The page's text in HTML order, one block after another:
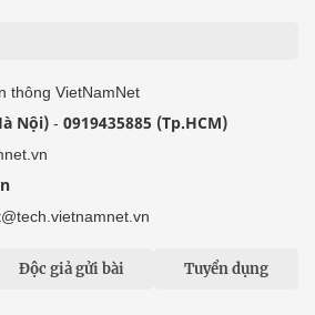
thông VietNamNet
Nội) - 0919435885 (Tp.HCM)
Độc giả gửi bài Tuyển dụng